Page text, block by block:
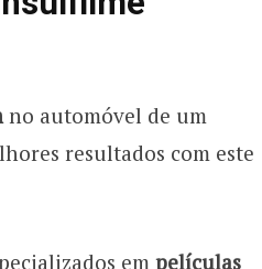
no automóvel de um
resultados com este
em películas